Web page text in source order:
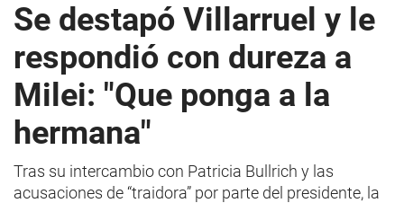
Se destapó Villarruel y le
respondió con dureza a
Milei: "Que ponga a la
hermana"
Tras su intercambio con Patricia Bullrich y las
acusaciones de “traidora” por parte del presidente, la